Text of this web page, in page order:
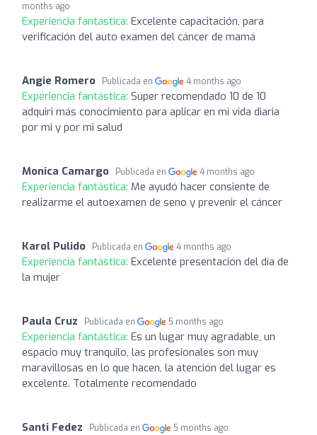
months ago
Experiencia fantástica: Excelente capacitación, para
verificación del auto examen del cáncer de mamá
Angie Romero Publicada en 4 months ago
Experiencia fantástica: Súper recomendado 10 de 10
adquiri más conocimiento para aplicar en mi vida diaria
por mi y por mi salud
Monica Camargo Publicada en 4 months ago
Experiencia fantástica: Me ayudó hacer consiente de
realizarme el autoexamen de seno y prevenir el cáncer
Karol Pulido Publicada en 4 months ago
Experiencia fantástica: Excelente presentación del día de
la mujer
Paula Cruz Publicada en 5 months ago
Experiencia fantástica: Es un lugar muy agradable, un
espacio muy tranquilo, las profesionales son muy
maravillosas en lo que hacen, la atención del lugar es
excelente. Totalmente recomendado
Santi Fedez Publicada en 5 months ago